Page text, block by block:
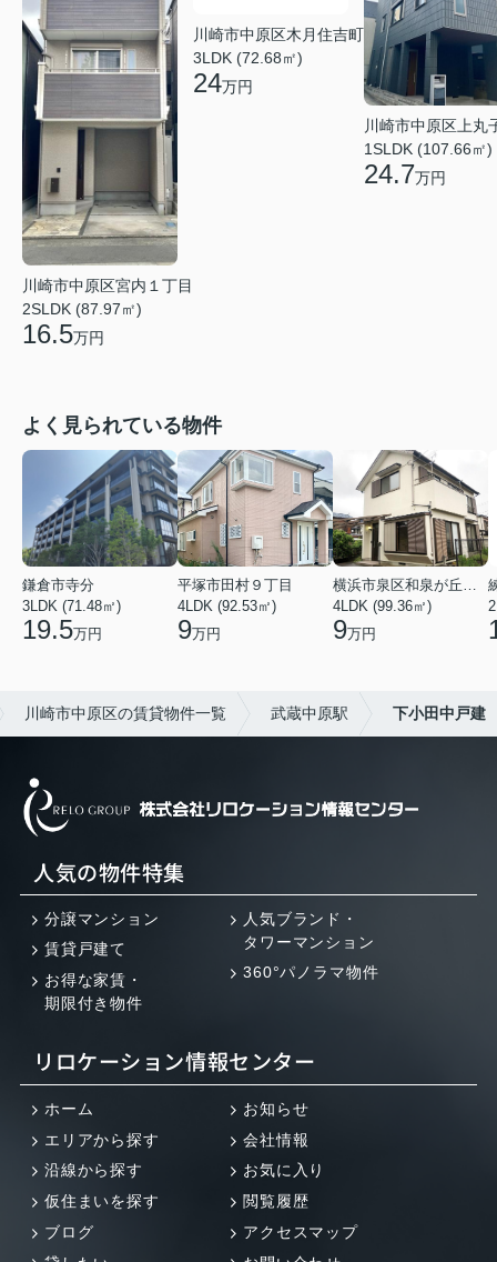
川崎市中原区宮内１丁目
2SLDK (87.97㎡)
16.5万円
川崎市中原区木月住吉町
3LDK (72.68㎡)
24万円
川崎市中原区上丸
1SLDK (107.66㎡)
24.7万円
よく見られている物件
鎌倉市寺分
3LDK (71.48㎡)
19.5万円
平塚市田村９丁目
4LDK (92.53㎡)
9万円
4LDK (99.36㎡)
9万円
川崎市中原区の賃貸物件一覧 武蔵中原駅 下小田中戸建
人気の物件特集
分譲マンション
賃貸戸建て
お得な家賃・
期限付き物件
人気ブランド・
タワーマンション
360°パノラマ物件
リロケーション情報センター
ホーム
エリアから探す
沿線から探す
仮住まいを探す
ブログ
お知らせ
会社情報
お気に入り
閲覧履歴
アクセスマップ